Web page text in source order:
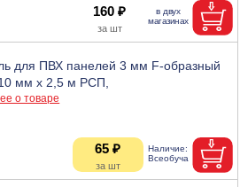
160 ₽
для ПВХ панелей 3 мм F-образный
мм х 2,5 м РСП,
о товаре
65 ₽